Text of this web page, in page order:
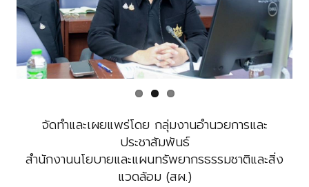
Previous Next
จัดทำและเผยแพร่โดย กลุ่มงานอำนวยการและ
ประชาสัมพันธ์
สำนักงานนโยบายและแผนทรัพยากรธรรมชาติและสิ่ง
แวดล้อม (สผ.)